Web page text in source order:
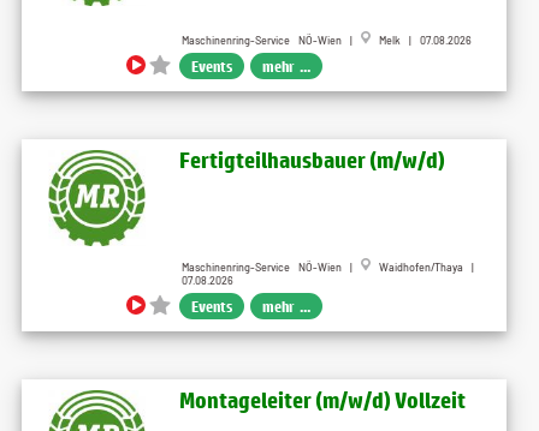
Maschinenring-Service NÖ-Wien | Melk | 07.08.2026
Events mehr ...
Fertigteilhausbauer (m​/w​/d)
Maschinenring-Service NÖ-Wien |
Waidhofen/Thaya |
07.08.2026
Events mehr ...
Montageleiter (m​/w​/d) Vollzeit